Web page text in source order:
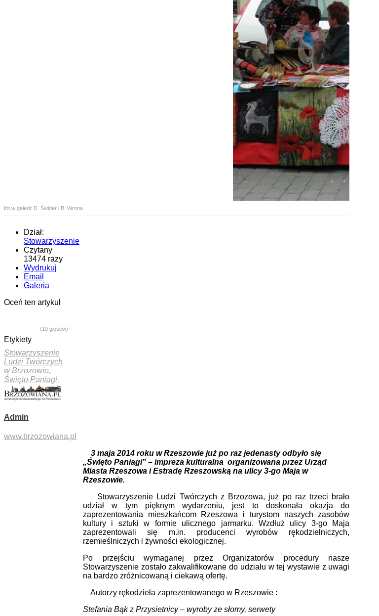
fot.w galerii: D. Świder i B. Wrona
Dział:
Stowarzyszenie
Czytany
13474 razy
Wydrukuj
Email
Galeria
Oceń ten artykuł
(10 głosów)
Etykiety
Stowarzyszenie
Ludzi Twórczych
w Brzozowie,
Święto Paniagi,
Admin
www.brzozowiana.pl
3 maja 2014 roku w Rzeszowie już po raz jedenasty odbyło się
„Święto Paniagi” – impreza kulturalna organizowana przez Urząd
Miasta Rzeszowa i Estradę Rzeszowską na ulicy 3-go Maja w
Rzeszowie.
Stowarzyszenie Ludzi Twórczych z Brzozowa, już po raz trzeci brało
udział w tym pięknym wydarzeniu, jest to doskonała okazja do
zaprezentowania mieszkańcom Rzeszowa i turystom naszych zasobów
kultury i sztuki w formie ulicznego jarmarku. Wzdłuż ulicy 3-go Maja
zaprezentowali się m.in. producenci wyrobów rękodzielniczych,
rzemieślniczych i żywności ekologicznej.
Po przejściu wymaganej przez Organizatorów procedury nasze
Stowarzyszenie zostało zakwalifikowane do udziału w tej wystawie z uwagi
na bardzo zróżnicowaną i ciekawą ofertę.
Autorzy rękodzieła zaprezentowanego w Rzeszowie :
Stefania Bąk z Przysietnicy – wyroby ze słomy, serwety